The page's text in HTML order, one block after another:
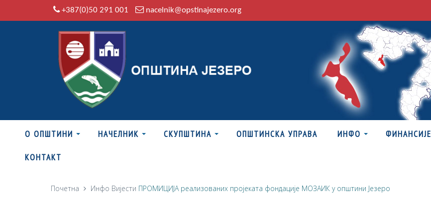
+387(0)50 291 001 nacelnik@opstinajezero.org
О ОПШТИНИ НАЧЕЛНИК СКУПШТИНА ОПШТИНСКА УПРАВА ИНФО ФИНАНСИЈЕ
КОНТАКТ
Почетна Инфо Вијести ПРОМИЦИЈА реализованих пројеката фондације МОЗАИК у општини Језеро